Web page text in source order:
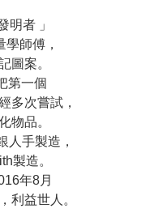
明者 」
師傅，
圖案。
第一個
多次嘗試，
物品。
人手製造，
製造。
年8月
利益世人。